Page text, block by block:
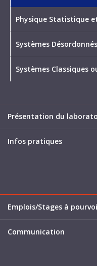
Physique Statistique
Systèmes
Systèmes Classiques
Présentation du
Infos pratiques
Emplois/Stages à
Communication